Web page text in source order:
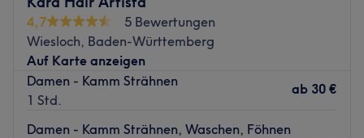
4,7
5 Bewertungen
Wiesloch, Baden-Württemberg
Auf Karte anzeigen
Damen - Kamm Strähnen
1 Std.
ab 30 €
Damen - Kamm Strähnen, Waschen, Föhnen